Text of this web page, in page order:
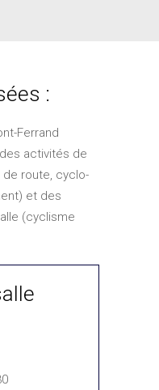
:
Ferrand
activités de
route, cyclo-
et des
(cyclisme